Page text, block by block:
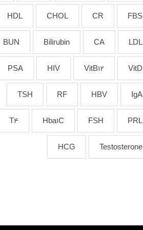
FBS
CR
CHOL
HDL
LDL
CA
Bilirubin
BUN
VitD
VitB12
HIV
PSA
IgA
HBV
RF
TSH
PRL
FSH
Hba1C
T4
Testosterone
HCG